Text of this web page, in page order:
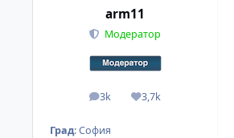
arm11
Модератор
3k
мнения 3,7k
Reputation
Град:София